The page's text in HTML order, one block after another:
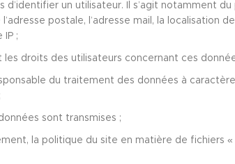
d’identifier un utilisateur. Il s’agit notamment
l’adresse postale, l’adresse mail, la localisation
IP ;
les droits des utilisateurs concernant ces
du traitement des données à
sont transmises ;
la politique du site en matière de fichiers «